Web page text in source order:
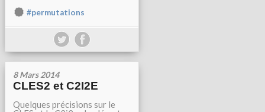
#permutations
8 Mars 2014
CLES2 et C2I2E
Quelques précisions sur le